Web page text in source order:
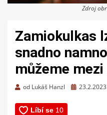
Zdroj
Zamiokulkas
snadno
můžeme
od Lukáš Hanzl
Zveřejněno
23.2.2023